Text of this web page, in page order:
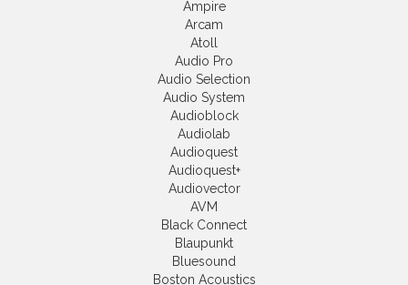
Ampire
Arcam
Atoll
Audio Pro
Audio Selection
Audio System
Audioblock
Audiolab
Audioquest
Audioquest+
Audiovector
AVM
Black Connect
Blaupunkt
Bluesound
Boston Acoustics